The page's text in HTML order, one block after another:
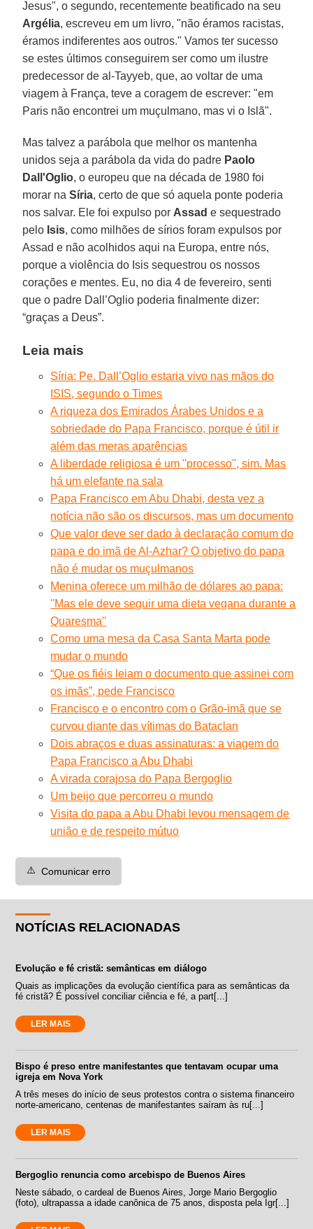
Jesus", o segundo, recentemente beatificado na seu
Argélia, escreveu em um livro, "não éramos racistas,
éramos indiferentes aos outros." Vamos ter sucesso
se estes últimos conseguirem ser como um ilustre
predecessor de al-Tayyeb, que, ao voltar de uma
viagem à França, teve a coragem de escrever: "em
Paris não encontrei um muçulmano, mas vi o Islã".
Mas talvez a parábola que melhor os mantenha
unidos seja a parábola da vida do padre Paolo
Dall'Oglio, o europeu que na década de 1980 foi
morar naSíria, certo de que só aquela ponte poderia
nos salvar. Ele foi expulso por Assad e sequestrado
pelo Isis, como milhões de sírios foram expulsos por
Assad e não acolhidos aqui na Europa, entre nós,
porque a violência do Isis sequestrou os nossos
corações e mentes. Eu, no dia 4 de fevereiro, senti
que o padre Dall’Oglio poderia finalmente dizer:
“graças a Deus”.
Leia mais
Síria: Pe. Dall’Oglio estaria vivo nas mãos do
ISIS, segundo o Times
A riqueza dos Emirados Árabes Unidos e a
sobriedade do Papa Francisco, porque é útil ir
além das meras aparências
A liberdade religiosa é um ''processo'', sim. Mas
há um elefante na sala
Papa Francisco em Abu Dhabi, desta vez a
notícia não são os discursos, mas um documento
Que valor deve ser dado à declaração comum do
papa e do imã de Al-Azhar? O objetivo do papa
não é mudar os muçulmanos
Menina oferece um milhão de dólares ao papa:
''Mas ele deve seguir uma dieta vegana durante a
Quaresma''
Como uma mesa da Casa Santa Marta pode
mudar o mundo
“Que os fiéis leiam o documento que assinei com
os imãs”, pede Francisco
Francisco e o encontro com o Grão-imã que se
curvou diante das vítimas do Bataclan
Dois abraços e duas assinaturas: a viagem do
Papa Francisco a Abu Dhabi
A virada corajosa do Papa Bergoglio
Um beijo que percorreu o mundo
Visita do papa a Abu Dhabi levou mensagem de
união e de respeito mútuo
⚠️ Comunicar erro
NOTÍCIAS RELACIONADAS
Evolução e fé cristã: semânticas em diálogo
Quais as implicações da evolução científica para as semânticas da
fé cristã? É possível conciliar ciência e fé, a part[...]
LER MAIS
Bispo é preso entre manifestantes que tentavam ocupar uma
igreja em Nova York
A três meses do início de seus protestos contra o sistema financeiro
norte-americano, centenas de manifestantes saíram às ru[...]
LER MAIS
Bergoglio renuncia como arcebispo de Buenos Aires
Neste sábado, o cardeal de Buenos Aires, Jorge Mario Bergoglio
(foto), ultrapassa a idade canônica de 75 anos, disposta pela Igr[...]